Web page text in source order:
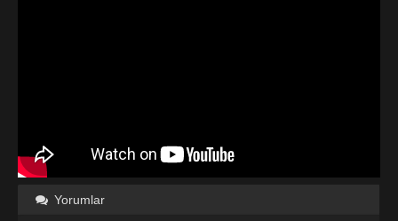
Yorumlar